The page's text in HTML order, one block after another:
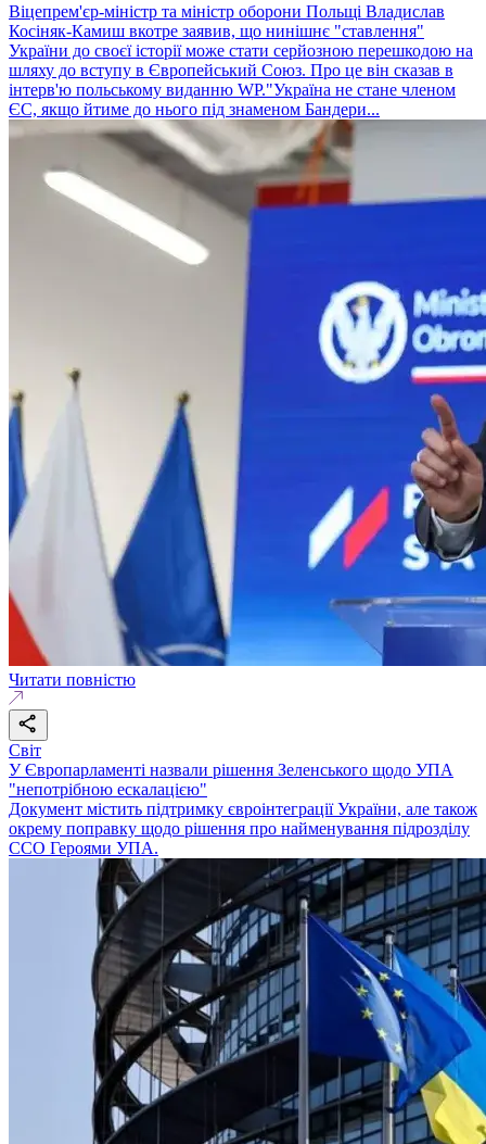
Віцепрем'єр-міністр та міністр оборони Польщі Владислав
Косіняк-Камиш вкотре заявив, що нинішнє "ставлення"
України до своєї історії може стати серйозною перешкодою на
шляху до вступу в Європейський Союз. Про це він сказав в
інтерв'ю польському виданню WP."Україна не стане членом
ЄС, якщо йтиме до нього під знаменом Бандери...
Читати повністю
Світ
У Європарламенті назвали рішення Зеленського щодо УПА
"непотрібною ескалацією"
Документ містить підтримку євроінтеграції України, але також
окрему поправку щодо рішення про найменування підрозділу
ССО Героями УПА.